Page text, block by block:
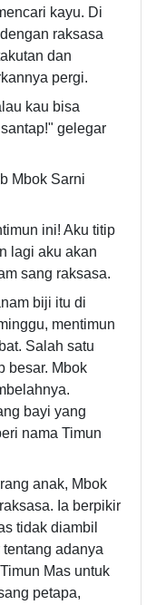
kayu. Di
raksasa
dan
pergi.
kau bisa
gelegar
Mbok Sarni
ini! Aku titip
lagi aku akan
sang raksasa.
biji itu di
mentimun
Salah satu
besar. Mbok
bayi yang
nama Timun
anak, Mbok
Ia berpikir
tidak diambil
adanya
Mas untuk
petapa,